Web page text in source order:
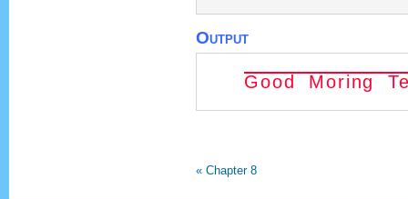
Output
Good Moring
« Chapter 8